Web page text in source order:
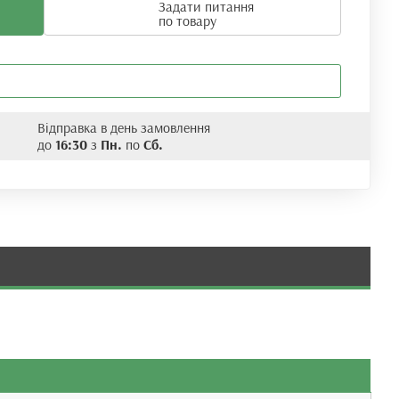
Задати питання
по товару
Відправка в день замовлення
до16:30 з Пн. поСб.